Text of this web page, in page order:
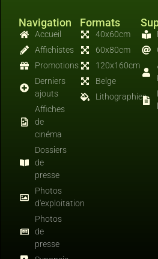
Navigation
Accueil
Affichistes
Promotions
Derniers
ajouts
Affiches
de
cinéma
Dossiers
de
presse
Photos
d'exploitation
Photos
de
presse
Formats
40x60cm
60x80cm
120x160cm
Belge
Lithographies